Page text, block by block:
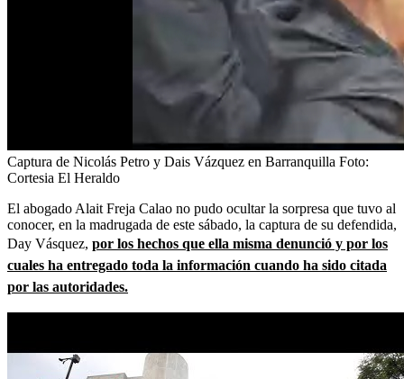
Captura de Nicolás Petro y Dais Vázquez en Barranquilla Foto:
Cortesia El Heraldo
El abogado Alait Freja Calao no pudo ocultar la sorpresa que tuvo al
conocer, en la madrugada de este sábado, la captura de su defendida,
Day Vásquez, por los hechos que ella misma denunció y por los
cuales ha entregado toda la información cuando ha sido citada
por las autoridades.